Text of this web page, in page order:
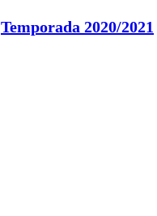
Temporada 2020/2021